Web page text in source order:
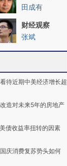
田成有
财经观察
张斌
待近期中美经济增长超
造对未来5年的房地产
债收益率扭转的因素
庆消费复苏势头如何